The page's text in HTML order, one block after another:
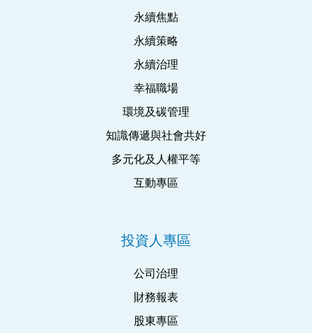
永續焦點
永續策略
永續治理
幸福職場
環境及碳管理
知識傳遞與社會共好
多元化及人權平等
互動專區
投資人專區
公司治理
財務報表
股東專區